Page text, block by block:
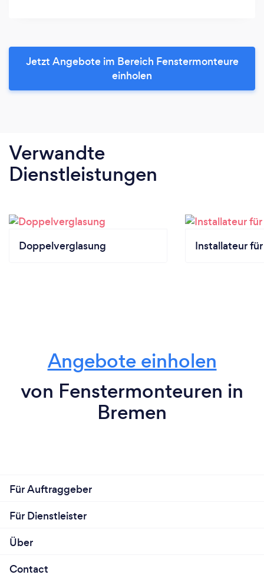
Jetzt Angebote im Bereich Fenstermonteure
einholen
Verwandte
Dienstleistungen
Doppelverglasung Installateur
Angebote einholen
von Fenstermonteuren in
Bremen
Für Auftraggeber
Für Dienstleister
Über
Contact